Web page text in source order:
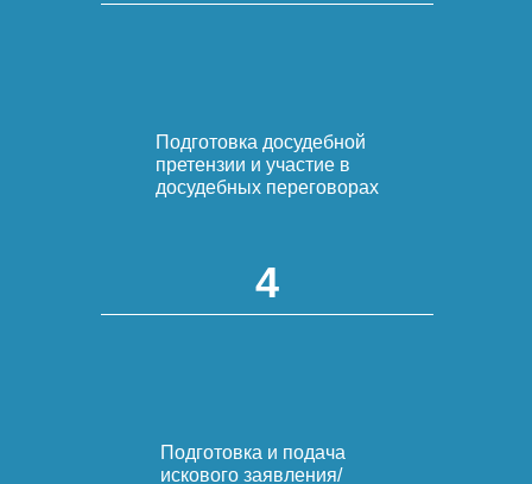
Подготовка досудебной
претензии и участие в
досудебных переговорах
4
Подготовка и подача
искового заявления/